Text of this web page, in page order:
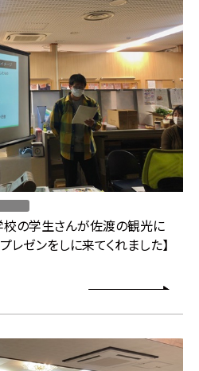
校の学生さんが佐渡の観光に
レゼンをしに来てくれました】